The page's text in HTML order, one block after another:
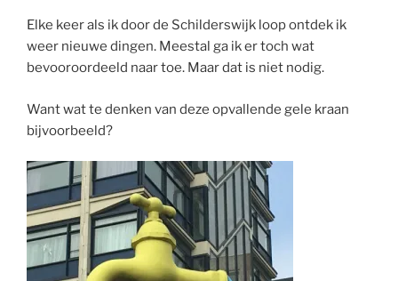
Elke keer als ik door de Schilderswijk loop ontdek ik
weer nieuwe dingen. Meestal ga ik er toch wat
bevooroordeeld naar toe. Maar dat is niet nodig.
Want wat te denken van deze opvallende gele kraan
bijvoorbeeld?